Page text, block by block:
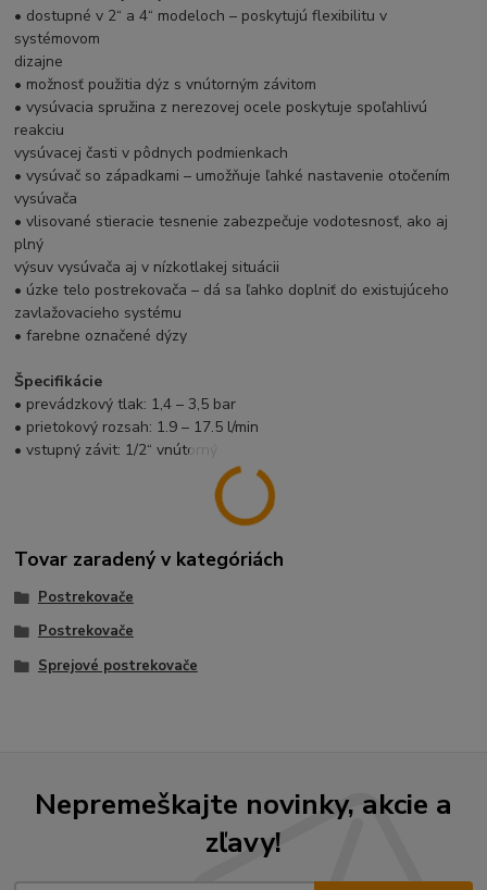
• dostupné v 2“ a 4“ modeloch – poskytujú flexibilitu v
systémovom
dizajne
• možnosť použitia dýz s vnútorným závitom
• vysúvacia spružina z nerezovej ocele poskytuje spoľahlivú
reakciu
vysúvacej časti v pôdnych podmienkach
• vysúvač so západkami – umožňuje ľahké nastavenie otočením
vysúvača
• vlisované stieracie tesnenie zabezpečuje vodotesnosť, ako aj
plný
výsuv vysúvača aj v nízkotlakej situácii
• úzke telo postrekovača – dá sa ľahko doplniť do existujúceho
zavlažovacieho systému
• farebne označené dýzy
Špecifikácie
• prevádzkový tlak: 1,4 – 3,5 bar
• prietokový rozsah: 1.9 – 17.5 l/min
• vstupný závit: 1/2“ vnútorný
Tovar zaradený v kategóriách
Postrekovače
Postrekovače
Sprejové postrekovače
Nepremeškajte novinky, akcie a
zľavy!